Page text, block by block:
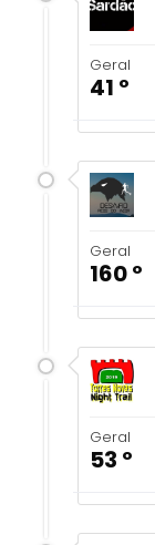
Geral
41 º
Geral
160 º
Geral
53 º